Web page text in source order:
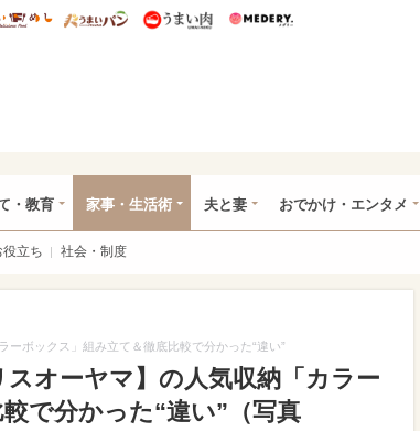
ディズニー特集
うまいめし うまいパン うまい肉
・教育 家事・生活術 夫と妻 おでかけ・エンタメ
役立ち 社会・制度
ーボックス」組み立て＆徹底比較で分かった“違い”
スオーヤマ】の人気収納「カラー
で分かった“違い”（写真